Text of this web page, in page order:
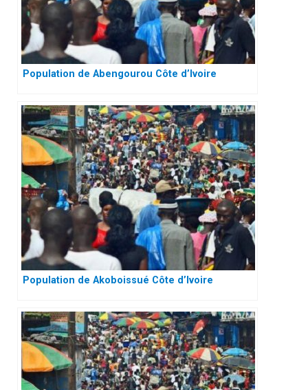
Population de Abengourou Côte d’Ivoire
Population de Akoboissué Côte d’Ivoire